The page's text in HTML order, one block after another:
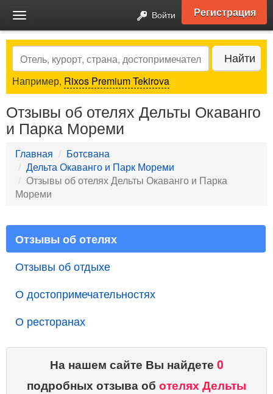
Toggle
navigation
Войти Регистрация
Search Найти
Например, Rixos Premium Tekirova
Отзывы об отелях Дельты Окаванго
и Парка Мореми
Главная
Ботсвана
Дельта Окаванго и Парк Мореми
Отзывы об отелях Дельты Окаванго и Парка
Мореми
Отзывы об отелях
Отзывы об отдыхе
О достопримечательностях
О ресторанах
На нашем сайте Вы найдете 0
подробных отзыва об отелях Дельты